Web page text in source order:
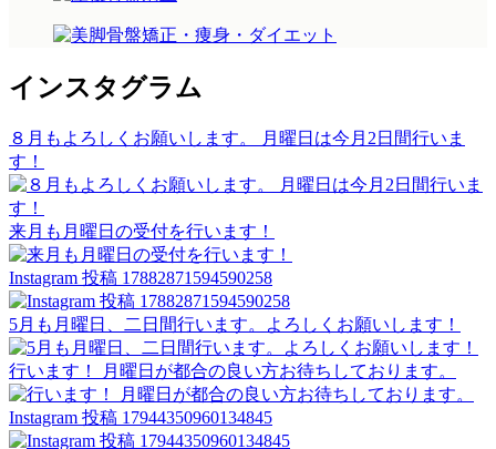
インスタグラム
８月もよろしくお願いします。⁡ ⁡月曜日は今月2日間行いま
す！
来月も月曜日の受付を行います！
Instagram 投稿 17882871594590258
5月も月曜日、二日間行います。よろしくお願いします！
行います！⁡ 月曜日が都合の良い方お待ちしております。
Instagram 投稿 17944350960134845